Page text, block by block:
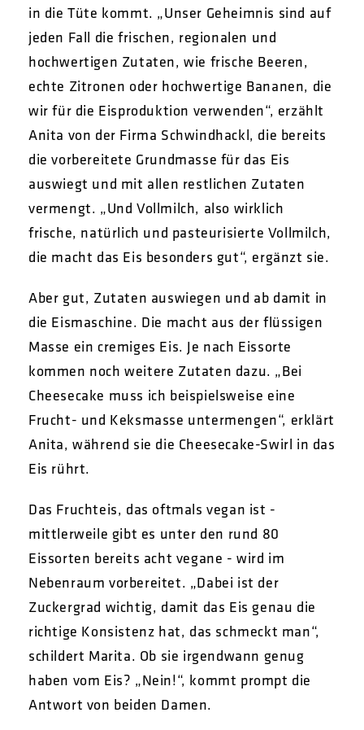
in die Tüte kommt. „Unser Geheimnis sind auf
jeden Fall die frischen, regionalen und
hochwertigen Zutaten, wie frische Beeren,
echte Zitronen oder hochwertige Bananen, die
wir für die Eisproduktion verwenden“, erzählt
Anita von der Firma Schwindhackl, die bereits
die vorbereitete Grundmasse für das Eis
auswiegt und mit allen restlichen Zutaten
vermengt. „Und Vollmilch, also wirklich
frische, natürlich und pasteurisierte Vollmilch,
die macht das Eis besonders gut“, ergänzt sie.
Aber gut, Zutaten auswiegen und ab damit in
die Eismaschine. Die macht aus der flüssigen
Masse ein cremiges Eis. Je nach Eissorte
kommen noch weitere Zutaten dazu. „Bei
Cheesecake muss ich beispielsweise eine
Frucht- und Keksmasse untermengen“, erklärt
Anita, während sie die Cheesecake-Swirl in das
Eis rührt.
Das Fruchteis, das oftmals vegan ist -
mittlerweile gibt es unter den rund 80
Eissorten bereits acht vegane - wird im
Nebenraum vorbereitet. „Dabei ist der
Zuckergrad wichtig, damit das Eis genau die
richtige Konsistenz hat, das schmeckt man“,
schildert Marita. Ob sie irgendwann genug
haben vom Eis? „Nein!“, kommt prompt die
Antwort von beiden Damen.